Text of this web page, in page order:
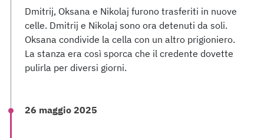
Dmitrij, Oksana e Nikolaj furono trasferiti in nuove
celle. Dmitrij e Nikolaj sono ora detenuti da soli.
Oksana condivide la cella con un altro prigioniero.
La stanza era così sporca che il credente dovette
pulirla per diversi giorni.
26 maggio 2025